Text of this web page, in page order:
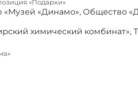
«Подарки»
«Динамо», Общество
химический комбинат»,